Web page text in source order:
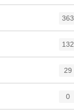
363
132
29
0